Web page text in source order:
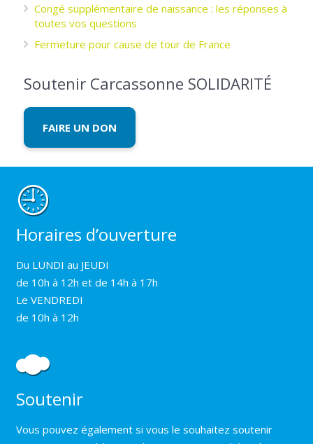
Congé supplémentaire de naissance : les réponses à
toutes vos questions
Fermeture pour cause de tour de France
Soutenir Carcassonne SOLIDARITÉ
FAIRE UN DON
Horaires d’ouverture
Du LUNDI au JEUDI
de 10h à 12h et de 14h à 17h
Le VENDREDI
de 10h à 12h
Soutenir
Vous pouvez également si vous le souhaitez soutenir